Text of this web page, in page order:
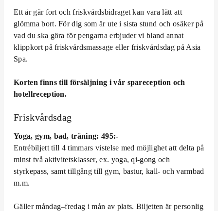
Ett år går fort och friskvårdsbidraget kan vara lätt att
glömma bort. För dig som är ute i sista stund och osäker på
vad du ska göra för pengarna erbjuder vi bland annat
klippkort på friskvårdsmassage eller friskvårdsdag på Asia
Spa.
Korten finns till försäljning i vår spareception och
hotellreception.
Friskvårdsdag
Yoga, gym, bad, träning: 495:-
Entrébiljett till 4 timmars vistelse med möjlighet att delta på
minst två aktivitetsklasser, ex. yoga, qi-gong och
styrkepass, samt tillgång till gym, bastur, kall- och varmbad
m.m.
Gäller måndag–fredag i mån av plats. Biljetten är personlig